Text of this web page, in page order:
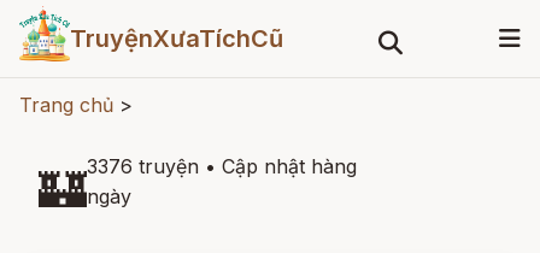
TruyệnXưaTíchCũ
Trang chủ >
🏰3376 truyện • Cập nhật hàng
ngày